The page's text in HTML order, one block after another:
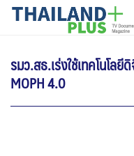
SkipTHAILANDPLUS NEWS
รมว.สธ.เร่งใช้เทคโนโ
MOPH 4.0